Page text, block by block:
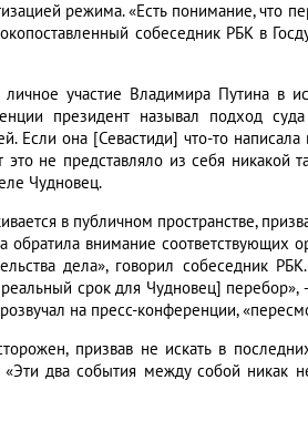
режима. «Есть понимание, что
собеседник РБК в
участие Владимира Путина в
президент называл подход
Если она [Севастиди] что-то
это не представляло из себя никакой
Чудновец.
в публичном пространстве,
внимание соответствующих
дела», говорил собеседник
срок для Чудновец]
на пресс-конференции,
призвав не искать в
два события между собой никак